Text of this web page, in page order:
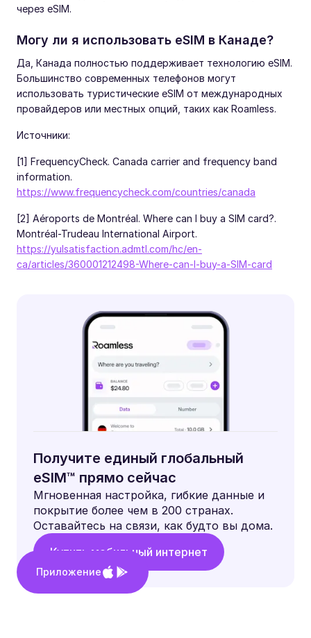
через eSIM.
Могу ли я использовать eSIM в Канаде?
Да, Канада полностью поддерживает технологию eSIM.
Большинство современных телефонов могут
использовать туристические eSIM от международных
провайдеров или местных опций, таких как Roamless.
Источники:
[1] FrequencyCheck. Canada carrier and frequency band
information.
https://www.frequencycheck.com/countries/canada
[2] Aéroports de Montréal. Where can I buy a SIM card?.
Montréal-Trudeau International Airport.
https://yulsatisfaction.admtl.com/hc/en-
ca/articles/360001212498-Where-can-I-buy-a-SIM-card
Получите единый глобальный
eSIM™ прямо сейчас
Мгновенная настройка, гибкие данные и
покрытие более чем в 200 странах.
Оставайтесь на связи, как будто вы дома.
Купить мобильный интернет
Приложение